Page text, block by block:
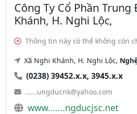
Công Ty Cổ Phần
Khánh, H. Nghi Lộc,
Thông tin này có thể không còn
Xã Nghi Khánh, H. Nghi Lộc,
(0238) 39452.x.x, 3945.x.x
......ungducnk@yahoo.com
www.......ngducjsc.net